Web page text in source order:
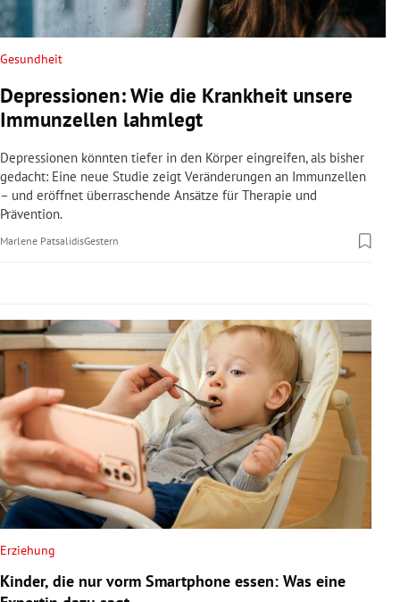
Untermenü
Untermenü
Untermenü
Untermenü
Untermenü
Untermenü
Gesundheit
Depressionen: Wie die Krankheit unsere
Immunzellen lahmlegt
Depressionen könnten tiefer in den Körper eingreifen, als bisher
gedacht: Eine neue Studie zeigt Veränderungen an Immunzellen
– und eröffnet überraschende Ansätze für Therapie und
Prävention.
Marlene PatsalidisGestern
Erziehung
Kinder, die nur vorm Smartphone essen: Was eine